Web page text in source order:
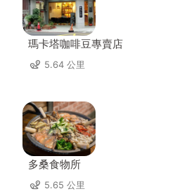
瑪卡塔咖啡豆專賣店
5.64 公里
多桑食物所
5.65 公里